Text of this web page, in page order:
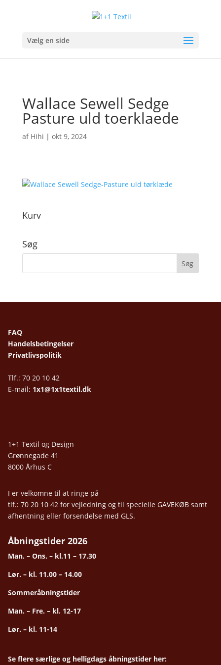
Vælg en side
Wallace Sewell Sedge
Pasture uld toerklaede
af Hihi | okt 9, 2024
Kurv
Søg
FAQ
Handelsbetingelser
Privatlivspolitik
Tlf.: 70 20 10 42
E-mail: 1x1@1x1textil.dk
1+1 Textil og Design
Grønnegade 41
8000 Århus C
I er velkomne til at ringe på
tlf.: 70 20 10 42 for vejledning og til specielle GAVEKØB samt
afhentning eller forsendelse med GLS.
Åbningstider 2026
Man. – Ons. – kl.11 – 17.30
Lør. – kl. 11.00 – 14.00
Sommeråbningstider
Man. – Fre. – kl. 12-17
Lør. – kl. 11-14
Se flere særlige og helligdags åbningstider her: